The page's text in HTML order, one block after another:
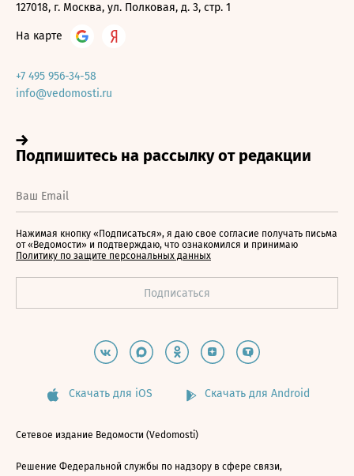
127018, г. Москва, ул. Полковая, д. 3, стр. 1
На карте
+7 495 956-34-58
info@vedomosti.ru
Нажимая кнопку «Подписаться», я даю свое согласие получать письма
от «Ведомости» и подтверждаю, что ознакомился и принимаю
Политику по защите персональных данных
Скачать для iOS Скачать для Android
Сетевое издание Ведомости (Vedomosti)
Решение Федеральной службы по надзору в сфере связи,